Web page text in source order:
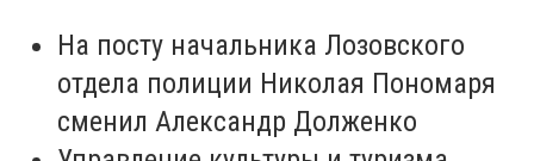
На посту начальника Лозовского
отдела полиции Николая Пономаря
сменил Александр Долженко